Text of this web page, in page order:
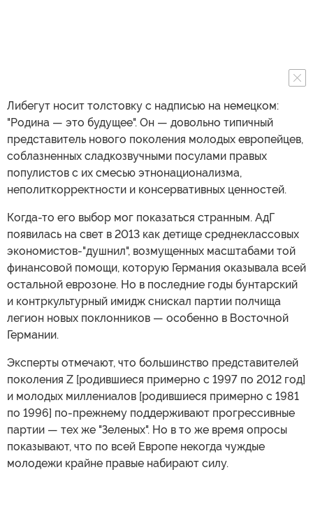
Либегут носит толстовку с надписью на немецком:
"Родина — это будущее". Он — довольно типичный
представитель нового поколения молодых европейцев,
соблазненных сладкозвучными посулами правых
популистов с их смесью этнонационализма,
неполиткорректности и консервативных ценностей.
Когда-то его выбор мог показаться странным. АдГ
появилась на свет в 2013 как детище среднеклассовых
экономистов-"душнил", возмущенных масштабами той
финансовой помощи, которую Германия оказывала всей
остальной еврозоне. Но в последние годы бунтарский
и контркультурный имидж снискал партии полчища
легион новых поклонников — особенно в Восточной
Германии.
Эксперты отмечают, что большинство представителей
поколения Z [родившиеся примерно с 1997 по 2012 год]
и молодых миллениалов [родившиеся примерно с 1981
по 1996] по-прежнему поддерживают прогрессивные
партии — тех же "Зеленых". Но в то же время опросы
показывают, что по всей Европе некогда чуждые
молодежи крайне правые набирают силу.